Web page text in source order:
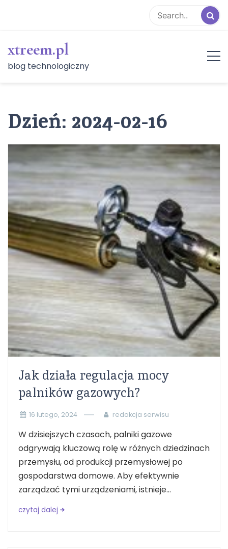
content
xtreem.pl
blog technologiczny
Dzień: 2024-02-16
Jak działa regulacja mocy
palników gazowych?
16 lutego, 2024 redakcja serwisu
W dzisiejszych czasach, palniki gazowe
odgrywają kluczową rolę w różnych dziedzinach
przemysłu, od produkcji przemysłowej po
gospodarstwa domowe. Aby efektywnie
zarządzać tymi urządzeniami, istnieje...
czytaj dalej